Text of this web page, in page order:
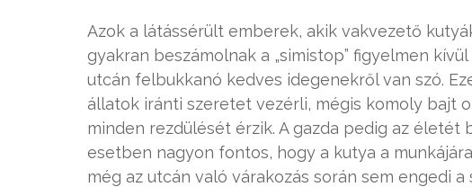
Azok a látássérült emberek, akik vakvezető
gyakran beszámolnak a „simistop” figyelmen
utcán felbukkanó kedves idegenekről van szó.
állatok iránti szeretet vezérli, mégis komoly bajt
minden rezdülését érzik. A gazda pedig az életét
esetben nagyon fontos, hogy a kutya a
még az utcán való várakozás során sem engedi